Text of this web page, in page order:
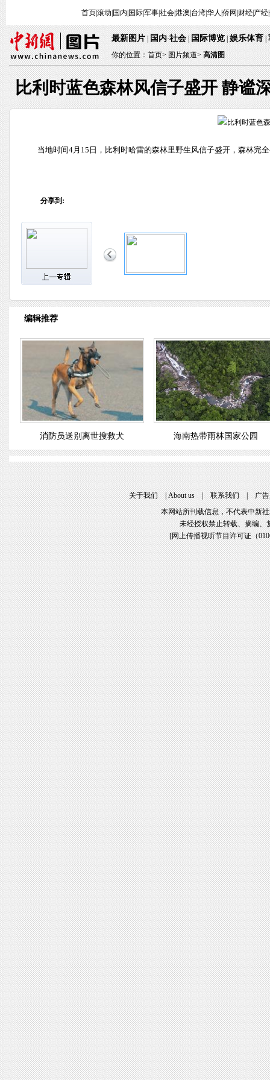
首页|滚动 国内 国际|军事|社会|港澳 台湾|华人 侨网 财经| 产经|
最新图片 | 国内·社会 | 国际博览 | 娱乐体育 |
你的位置：首页> 图片频道> 高清图
比利时蓝色森林风信子盛开 静谧
当地时间4月15日，比利时哈雷的森林里野生风信子盛开，森林完
分享到:
编辑推荐
消防员送别离世搜救犬 海南热带雨林国家公园
关于我们 | About u | 联系我们 | 广
本网站所刊载信息，不代表中新
未经授权禁止转载、摘编、
[网上传播视听节目许可证（